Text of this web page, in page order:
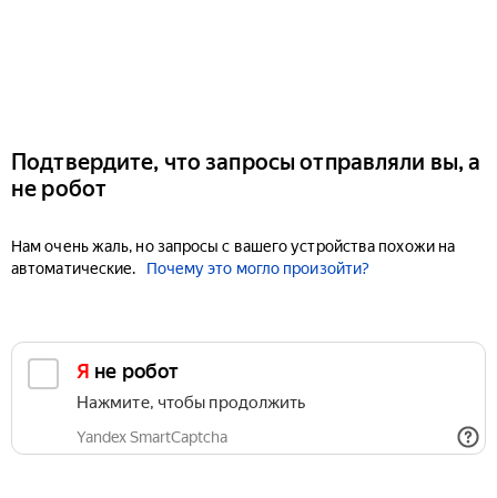
Подтвердите, что запросы отправляли вы, а
не робот
Нам очень жаль, но запросы с вашего устройства похожи на
автоматические.
Почему это могло произойти?
Я не робот
Нажмите, чтобы продолжить
Yandex SmartCaptcha